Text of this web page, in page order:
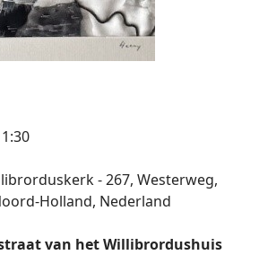
- 267, Westerweg,
Holland, Nederland
van het Willibrordushuis